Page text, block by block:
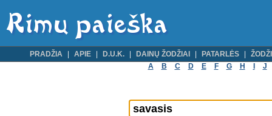
PRADŽIA APIE D.U.K. DAINŲ ŽODŽIAI PATARLĖS
A
B C D E F G H J